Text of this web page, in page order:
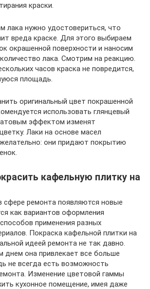
краски.
лака нужно удостовериться, что
вреда краске. Для этого выбираем
окрашенной поверхности и наносим
лака. Смотрим на реакцию.
часов краска не повредится,
площадь.
оригинальный цвет покрашенной
использовать глянцевый
эффектом изменят
Лаки на основе масел
они придают покрытию
кафельную плитку на
ремонта появляются новые
как вариантов оформления
применения разных
Покраска кафельной плитки на
идеей ремонта не так давно.
она привлекает все больше
не всегда есть возможность
Изменение цветовой гаммы
кухонное помещение, имея даже